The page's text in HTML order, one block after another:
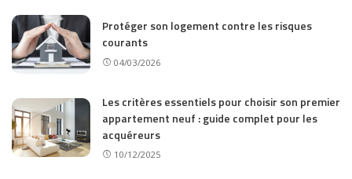
Protéger son logement contre les risques
courants
04/03/2026
Les critères essentiels pour choisir son premier
appartement neuf : guide complet pour les
acquéreurs
10/12/2025